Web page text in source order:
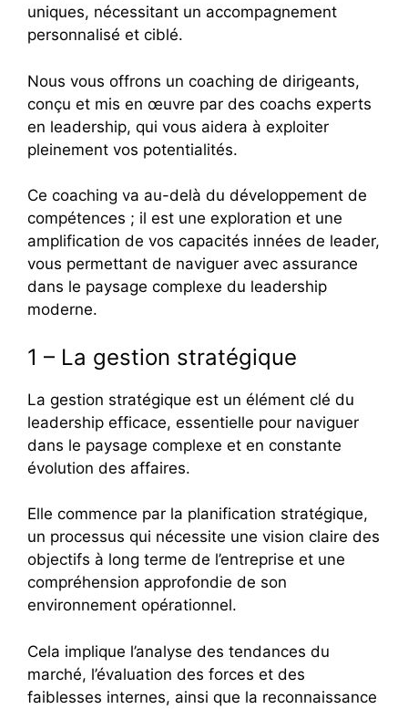
uniques, nécessitant un accompagnement
personnalisé et ciblé.
Nous vous offrons un coaching de dirigeants,
conçu et mis en œuvre par des coachs experts
en leadership, qui vous aidera à exploiter
pleinement vos potentialités.
Ce coaching va au-delà du développement de
compétences ; il est une exploration et une
amplification de vos capacités innées de leader,
vous permettant de naviguer avec assurance
dans le paysage complexe du leadership
moderne.
1 – La gestion stratégique
La gestion stratégique est un élément clé du
leadership efficace, essentielle pour naviguer
dans le paysage complexe et en constante
évolution des affaires.
Elle commence par la planification stratégique,
un processus qui nécessite une vision claire des
objectifs à long terme de l’entreprise et une
compréhension approfondie de son
environnement opérationnel.
Cela implique l’analyse des tendances du
marché, l’évaluation des forces et des
faiblesses internes, ainsi que la reconnaissance